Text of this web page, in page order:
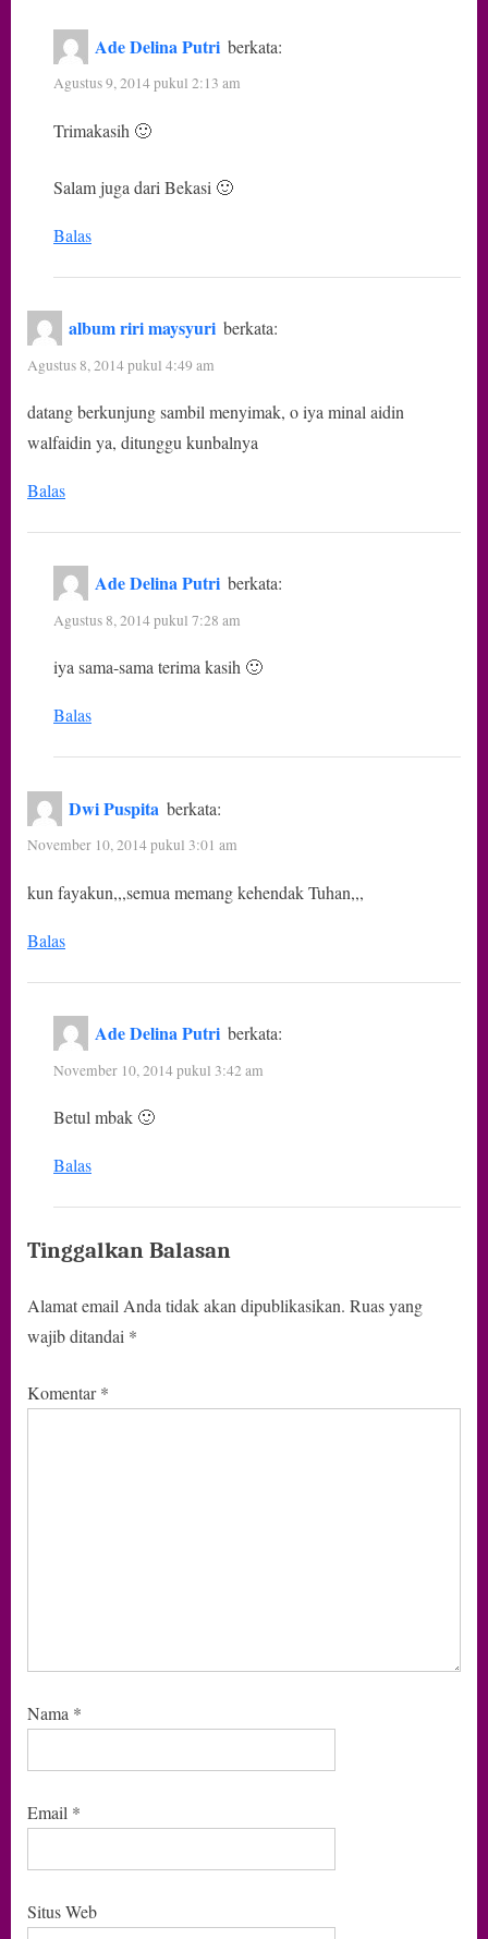
Ade Delina Putri berkata:
Agustus 9, 2014 pukul 2:13 am
Trimakasih 🙂
Salam juga dari Bekasi 🙂
Balas
album riri maysyuri berkata:
Agustus 8, 2014 pukul 4:49 am
datang berkunjung sambil menyimak, o iya minal aidin
walfaidin ya, ditunggu kunbalnya
Balas
Ade Delina Putri berkata:
Agustus 8, 2014 pukul 7:28 am
iya sama-sama terima kasih 🙂
Balas
Dwi Puspita berkata:
November 10, 2014 pukul 3:01 am
kun fayakun,,,semua memang kehendak Tuhan,,,
Balas
Ade Delina Putri berkata:
November 10, 2014 pukul 3:42 am
Betul mbak 🙂
Balas
Tinggalkan Balasan
Alamat email Anda tidak akan dipublikasikan. Ruas yang
wajib ditandai *
Komentar*
Nama *
Email *
Situs Web